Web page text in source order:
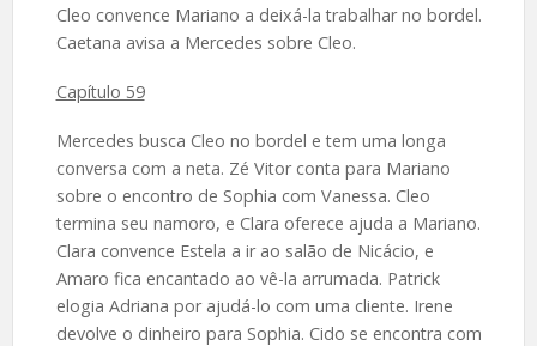
Cleo convence Mariano a deixá-la trabalhar no bordel.
Caetana avisa a Mercedes sobre Cleo.
Capítulo 59
Mercedes busca Cleo no bordel e tem uma longa
conversa com a neta. Zé Vitor conta para Mariano
sobre o encontro de Sophia com Vanessa. Cleo
termina seu namoro, e Clara oferece ajuda a Mariano.
Clara convence Estela a ir ao salão de Nicácio, e
Amaro fica encantado ao vê-la arrumada. Patrick
elogia Adriana por ajudá-lo com uma cliente. Irene
devolve o dinheiro para Sophia. Cido se encontra com